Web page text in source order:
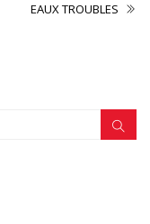
EAUX TROUBLES